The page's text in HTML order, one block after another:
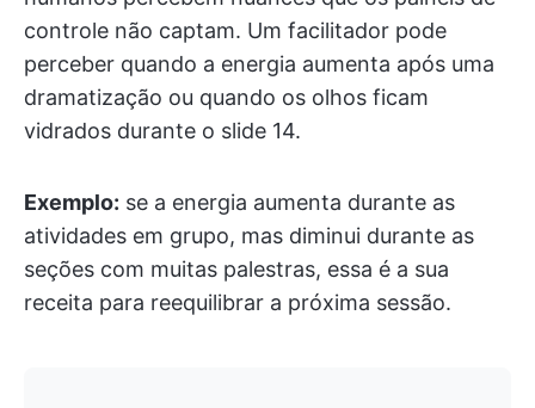
controle não captam. Um facilitador pode
perceber quando a energia aumenta após uma
dramatização ou quando os olhos ficam
vidrados durante o slide 14.
Exemplo: se a energia aumenta durante as
atividades em grupo, mas diminui durante as
seções com muitas palestras, essa é a sua
receita para reequilibrar a próxima sessão.